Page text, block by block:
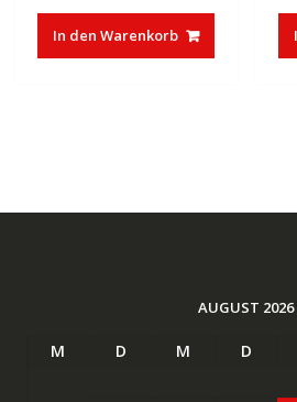
In den Warenkorb
AUGUST 2026
M D M D